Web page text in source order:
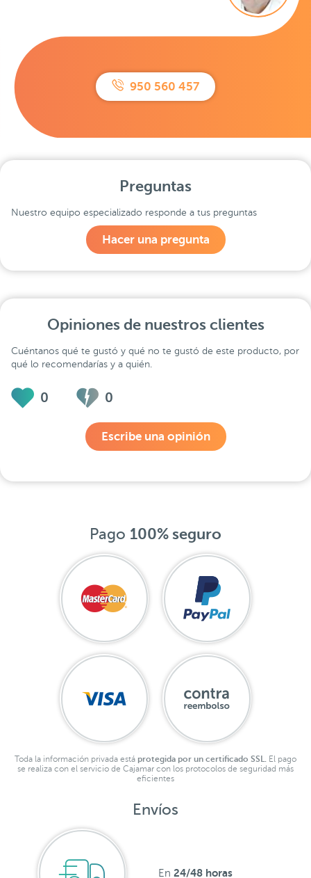
950 560 457
Preguntas
Nuestro equipo especializado responde a tus preguntas
Hacer una pregunta
Opiniones de nuestros clientes
Cuéntanos qué te gustó y qué no te gustó de este producto, por
qué lo recomendarías y a quién.
0 0
Escribe una opinión
Pago 100% seguro
Toda la información privada está protegida por un certificado SSL.
El pago
se realiza con el servicio de Cajamar con los protocolos de seguridad más
eficientes
Envíos
En 24/48 horas